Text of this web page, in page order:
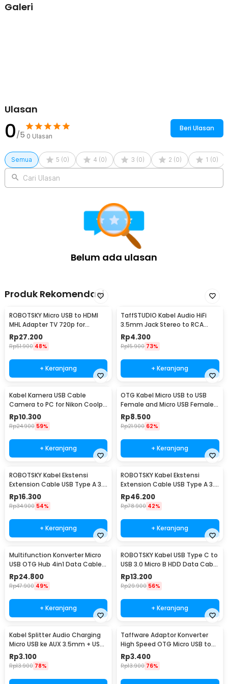
Rincian yang Anda dapatkan untuk pembelian produk ini:
Galeri
Ulasan
0/5 0 Ulasan
Beri Ulasan
Semua 5 (0) 4 (0) 3 (0) 2 (0) 1 (0)
Cari Ulasan
Belum ada ulasan
Produk Rekomendasi
ROBOTSKY Micro USB to HDMI
MHL Adapter TV 720p for
Smartphone - S2
Rp27.200
Rp51.900 48%
+ Keranjang
TaffSTUDIO Kabel Audio HiFi
3.5mm Jack Stereo to RCA
Male AUX TPE A 1M - S-PC-521
Rp4.300
Rp15.900 73%
+ Keranjang
Kabel Kamera USB Cable
Camera to PC for Nikon Coolpix
1.5 M - UC-E6
Rp10.300
Rp24.900 59%
+ Keranjang
OTG Kabel Micro USB to USB
Female and Micro USB Female
18cm - A-UOY-02
Rp8.500
Rp21.900 62%
+ Keranjang
ROBOTSKY Kabel Ekstensi
Extension Cable USB Type A 3.0
Male ke Female 1.5M - A27
Rp16.300
Rp34.900 54%
+ Keranjang
ROBOTSKY Kabel Ekstensi
Extension Cable USB Type A 3.0
Male ke Female 5M - A27
Rp46.200
Rp78.900 42%
+ Keranjang
Multifunction Konverter Micro
USB OTG Hub 4in1 Data Cable
& Charge 3 Port - M3H4
Rp24.800
Rp47.900 49%
+ Keranjang
ROBOTSKY Kabel USB Type C to
USB 3.0 Micro B HDD Data Cable
1M - SGC10
Rp13.200
Rp29.900 56%
+ Keranjang
Kabel Splitter Audio Charging
Micro USB ke AUX 3.5mm + USB
Male 50cm - V835
Rp3.100
Rp13.900 78%
Taffware Adaptor Konverter
High Speed OTG Micro USB to
USB Type C 3.1 - US189
Rp3.400
Rp13.900 76%